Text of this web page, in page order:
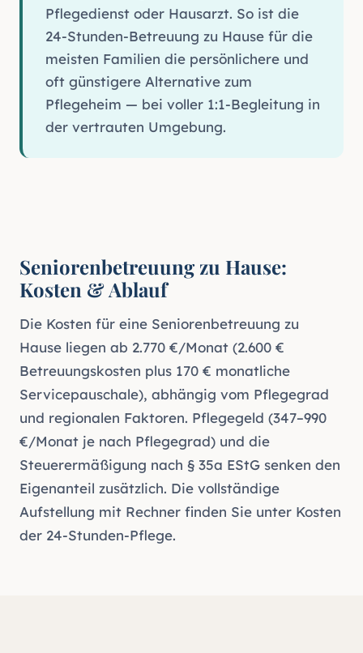
Pflegedienst oder Hausarzt. So ist die
24-Stunden-Betreuung zu Hause für die
meisten Familien die persönlichere und
oft günstigere Alternative zum
Pflegeheim — bei voller 1:1-Begleitung in
der vertrauten Umgebung.
Seniorenbetreuung zu Hause:
Kosten & Ablauf
Die Kosten für eine Seniorenbetreuung zu
Hause liegen ab 2.770 €/Monat (2.600 €
Betreuungskosten plus 170 € monatliche
Servicepauschale), abhängig vom Pflegegrad
und regionalen Faktoren. Pflegegeld (347–990
€/Monat je nach Pflegegrad) und die
Steuerermäßigung nach § 35a EStG senken den
Eigenanteil zusätzlich. Die vollständige
Aufstellung mit Rechner finden Sie unter Kosten
der 24-Stunden-Pflege.